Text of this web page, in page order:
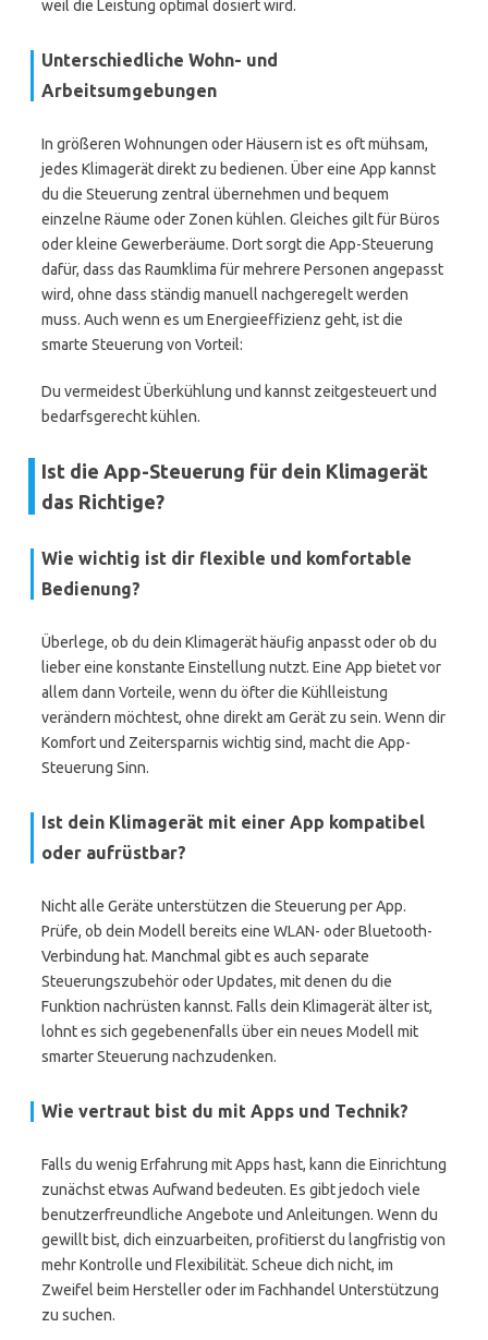
weil die Leistung optimal dosiert wird.
Unterschiedliche Wohn- und
Arbeitsumgebungen
In größeren Wohnungen oder Häusern ist es oft mühsam,
jedes Klimagerät direkt zu bedienen. Über eine App kannst
du die Steuerung zentral übernehmen und bequem
einzelne Räume oder Zonen kühlen. Gleiches gilt für Büros
oder kleine Gewerberäume. Dort sorgt die App-Steuerung
dafür, dass das Raumklima für mehrere Personen angepasst
wird, ohne dass ständig manuell nachgeregelt werden
muss. Auch wenn es um Energieeffizienz geht, ist die
smarte Steuerung von Vorteil:
Du vermeidest Überkühlung und kannst zeitgesteuert und
bedarfsgerecht kühlen.
Ist die App-Steuerung für dein Klimagerät
das Richtige?
Wie wichtig ist dir flexible und komfortable
Bedienung?
Überlege, ob du dein Klimagerät häufig anpasst oder ob du
lieber eine konstante Einstellung nutzt. Eine App bietet vor
allem dann Vorteile, wenn du öfter die Kühlleistung
verändern möchtest, ohne direkt am Gerät zu sein. Wenn dir
Komfort und Zeitersparnis wichtig sind, macht die App-
Steuerung Sinn.
Ist dein Klimagerät mit einer App kompatibel
oder aufrüstbar?
Nicht alle Geräte unterstützen die Steuerung per App.
Prüfe, ob dein Modell bereits eine WLAN- oder Bluetooth-
Verbindung hat. Manchmal gibt es auch separate
Steuerungszubehör oder Updates, mit denen du die
Funktion nachrüsten kannst. Falls dein Klimagerät älter ist,
lohnt es sich gegebenenfalls über ein neues Modell mit
smarter Steuerung nachzudenken.
Wie vertraut bist du mit Apps und Technik?
Falls du wenig Erfahrung mit Apps hast, kann die Einrichtung
zunächst etwas Aufwand bedeuten. Es gibt jedoch viele
benutzerfreundliche Angebote und Anleitungen. Wenn du
gewillt bist, dich einzuarbeiten, profitierst du langfristig von
mehr Kontrolle und Flexibilität. Scheue dich nicht, im
Zweifel beim Hersteller oder im Fachhandel Unterstützung
zu suchen.